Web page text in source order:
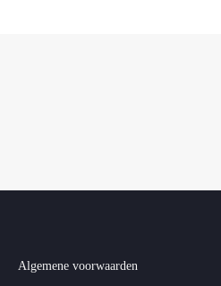
Algemene voorwaarden